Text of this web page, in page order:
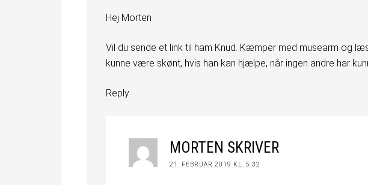
Hej Morten
Vil du sende et link til ham Knud. Kæmper med musearm og
kunne være skønt, hvis han kan hjælpe, når ingen andre har
Reply
MORTEN SKRIVER
21. FEBRUAR 2019 KL. 5:32